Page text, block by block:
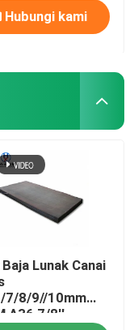
Hubungi kami
Lunak Canai
7/8/9//10mm
A36 7/8''